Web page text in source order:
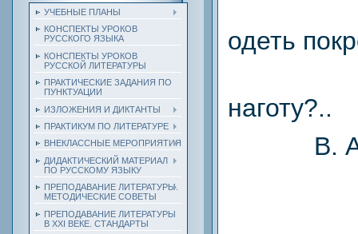
УЧЕБНЫЕ ПЛАНЫ
КОНСПЕКТЫ УРОКОВ
РУССКОГО ЯЗЫКА
КОНСПЕКТЫ УРОКОВ
РУССКОЙ ЛИТЕРАТУРЫ
ПРАКТИЧЕСКИЕ ЗАДАНИЯ ПО
ПУНКТУАЦИИ
ИЗЛОЖЕНИЯ И ДИКТАНТЫ
ПРАКТИКУМ ПО ЛИТЕРАТУРЕ
ВНЕКЛАССНЫЕ МЕРОПРИЯТИЯ
ДИДАКТИЧЕСКИЙ МАТЕРИАЛ
ПО РУССКОМУ ЯЗЫКУ
ПРЕПОДАВАНИЕ ЛИТЕРАТУРЫ.
МЕТОДИЧЕСКИЕ СОВЕТЫ
ПРЕПОДАВАНИЕ ЛИТЕРАТУРЫ
В XXI ВЕКЕ. СТАНДАРТЫ
одеть
наготу?..
В.